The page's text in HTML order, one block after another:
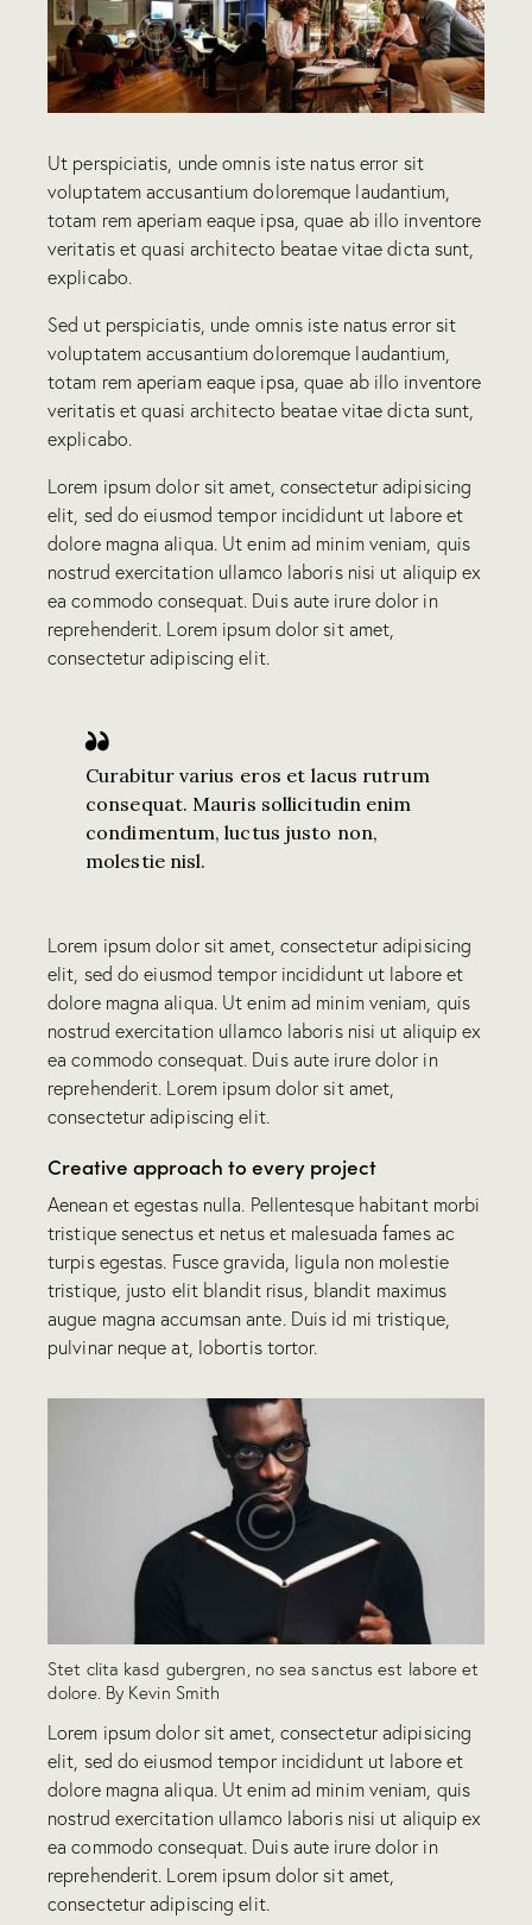
Ut perspiciatis, unde omnis iste natus error sit
voluptatem accusantium doloremque laudantium,
totam rem aperiam eaque ipsa, quae ab illo inventore
veritatis et quasi architecto beatae vitae dicta sunt,
explicabo.
Sed ut perspiciatis, unde omnis iste natus error sit
voluptatem accusantium doloremque laudantium,
totam rem aperiam eaque ipsa, quae ab illo inventore
veritatis et quasi architecto beatae vitae dicta sunt,
explicabo.
Lorem ipsum dolor sit amet, consectetur adipisicing
elit, sed do eiusmod tempor incididunt ut labore et
dolore magna aliqua. Ut enim ad minim veniam, quis
nostrud exercitation ullamco laboris nisi ut aliquip ex
ea commodo consequat. Duis aute irure dolor in
reprehenderit. Lorem ipsum dolor sit amet,
consectetur adipiscing elit.
Curabitur varius eros et lacus rutrum
consequat. Mauris sollicitudin enim
condimentum, luctus justo non,
molestie nisl.
Lorem ipsum dolor sit amet, consectetur adipisicing
elit, sed do eiusmod tempor incididunt ut labore et
dolore magna aliqua. Ut enim ad minim veniam, quis
nostrud exercitation ullamco laboris nisi ut aliquip ex
ea commodo consequat. Duis aute irure dolor in
reprehenderit. Lorem ipsum dolor sit amet,
consectetur adipiscing elit.
Creative approach to every project
Aenean et egestas nulla. Pellentesque habitant morbi
tristique senectus et netus et malesuada fames ac
turpis egestas. Fusce gravida, ligula non molestie
tristique, justo elit blandit risus, blandit maximus
augue magna accumsan ante. Duis id mi tristique,
pulvinar neque at, lobortis tortor.
Stet clita kasd gubergren, no sea sanctus est labore et
dolore. By Kevin Smith
Lorem ipsum dolor sit amet, consectetur adipisicing
elit, sed do eiusmod tempor incididunt ut labore et
dolore magna aliqua. Ut enim ad minim veniam, quis
nostrud exercitation ullamco laboris nisi ut aliquip ex
ea commodo consequat. Duis aute irure dolor in
reprehenderit. Lorem ipsum dolor sit amet,
consectetur adipiscing elit.